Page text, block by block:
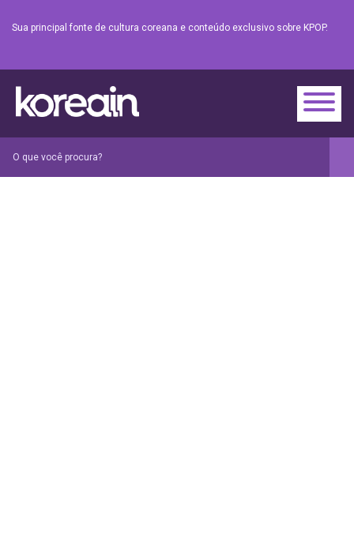
Sua principal fonte de cultura coreana e conteúdo exclusivo sobre KPOP.